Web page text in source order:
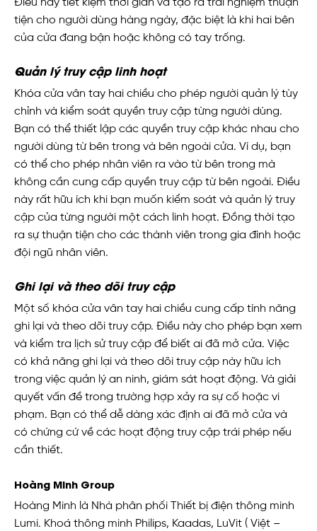
Điều này tiết kiệm thời gian và tạo ra trải nghiệm thuận
tiện cho người dùng hàng ngày, đặc biệt là khi hai bên
của cửa đang bận hoặc không có tay trống.
Quản lý truy cập linh hoạt
Khóa cửa vân tay hai chiều cho phép người quản lý tùy
chỉnh và kiểm soát quyền truy cập từng người dùng.
Bạn có thể thiết lập các quyền truy cập khác nhau cho
người dùng từ bên trong và bên ngoài cửa. Ví dụ, bạn
có thể cho phép nhân viên ra vào từ bên trong mà
không cần cung cấp quyền truy cập từ bên ngoài. Điều
này rất hữu ích khi bạn muốn kiểm soát và quản lý truy
cập của từng người một cách linh hoạt. Đồng thời tạo
ra sự thuận tiện cho các thành viên trong gia đình hoặc
đội ngũ nhân viên.
Ghi lại và theo dõi truy cập
Một số khóa cửa vân tay hai chiều cung cấp tính năng
ghi lại và theo dõi truy cập. Điều này cho phép bạn xem
và kiểm tra lịch sử truy cập để biết ai đã mở cửa. Việc
có khả năng ghi lại và theo dõi truy cập này hữu ích
trong việc quản lý an ninh, giám sát hoạt động. Và giải
quyết vấn đề trong trường hợp xảy ra sự cố hoặc vi
phạm. Bạn có thể dễ dàng xác định ai đã mở cửa và
có chứng cứ về các hoạt động truy cập trái phép nếu
cần thiết.
Hoàng Minh Group
Hoàng Minh là Nhà phân phối Thiết bị điện thông minh
Lumi. Khoá thông minh Philips, Kaadas, LuVit ( Việt –